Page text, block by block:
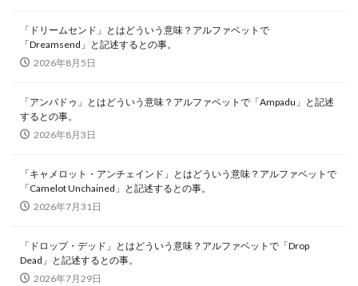
「ドリームセンド」とはどういう意味？アルファベットで
「Dreamsend」と記述するとの事。
2026年8月5日
「アンパドゥ」とはどういう意味？アルファベットで「Ampadu」と記述
するとの事。
2026年8月3日
「キャメロット・アンチェインド」とはどういう意味？アルファベットで
「Camelot Unchained」と記述するとの事。
2026年7月31日
「ドロップ・デッド」とはどういう意味？アルファベットで「Drop
Dead」と記述するとの事。
2026年7月29日